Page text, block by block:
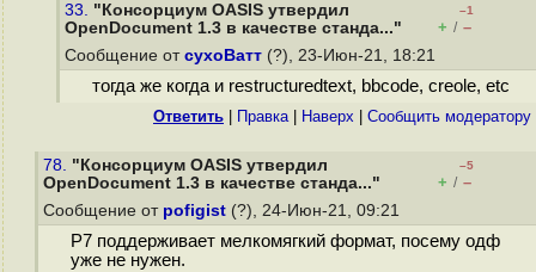
33. "Консорциум OASIS утвердил
OpenDocument 1.3 в качестве станда..."
–1
+ / –
Сообщение от сухоВатт (?), 23-Июн-21, 18:21
тогда же когда и restructuredtext, bbcode, creole, etc
Ответить Правка| Наверх Cообщить модератору
78. "Консорциум OASIS утвердил
OpenDocument 1.3 в качестве станда..."
–5
+ / –
Сообщение от pofigist (?), 24-Июн-21, 09:21
Р7 поддерживает мелкомягкий формат, посему одф
уже не нужен.